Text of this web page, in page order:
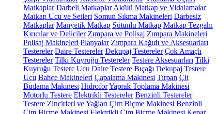
Matkaplar Darbeli Matkaplar Akülü Matkap ve Vidalamalar
Matkap Ucu ve Setleri Somun Sıkma Makineleri Darbesiz
Matkaplar Manyetik Matkap Sütunlu Matkap Matkap Tezgahı
Kırıcılar ve Deliciler Zımpara ve Polisaj Zımpara Makineleri
Polisaj Makineleri Planyalar Zımpara Kağıdı ve Aksesuarları
Testereler Daire Testereler Dekupaj Testereler Çok Amaçlı
Testereler Tilki Kuyruğu Testereler Testere Aksesuarları Tilki
Kuyruğu Testere Ucu Daire Testere Bıçağı Dekupaj Testere
Ucu Bahçe Makineleri Çapalama Makinesi Tırpan Çit
Budama Makinesi HidroforYaprak Toplama Makinesi
Motorlu Testere Elektrikli Testereler Benzinli Testereler
Testere Zincirleri ve Yağları Çim Biçme Makinesi Benzinli
Çim Biçme Makinesi Elektrikli Çim Biçme Makinesi Kenar